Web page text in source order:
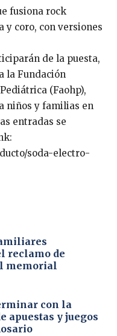
fusiona rock
y coro, con versiones
de la puesta,
la Fundación
(Faohp),
niños y familias en
entradas se
soda-electro-
reclamo de
memorial
con la
apuestas y juegos